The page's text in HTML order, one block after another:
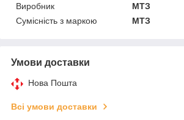
Виробник
МТЗ
Сумісність з маркою
МТЗ
Умови доставки
Нова Пошта
Всі умови доставки